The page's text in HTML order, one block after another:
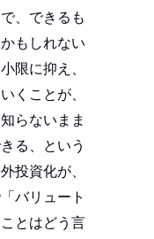
、できるも
もしれない
限に抑え、
くことが、
らないまま
る、という
投資化が、
バリュート
とはどう言